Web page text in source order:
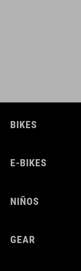
BIKES
E-BIKES
NIÑOS
GEAR